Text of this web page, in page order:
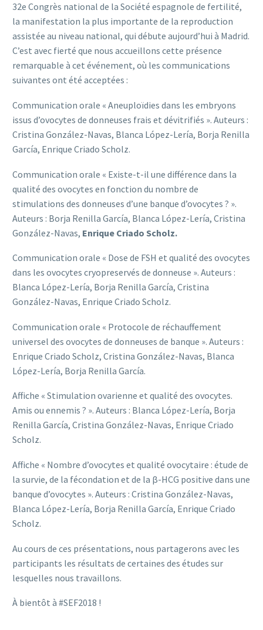
32e Congrès national de la Société espagnole de fertilité,
la manifestation la plus importante de la reproduction
assistée au niveau national, qui débute aujourd’hui à Madrid.
C’est avec fierté que nous accueillons cette présence
remarquable à cet événement, où les communications
suivantes ont été acceptées :
Communication orale « Aneuploïdies dans les embryons
issus d’ovocytes de donneuses frais et dévitrifiés ». Auteurs :
Cristina González-Navas, Blanca López-Lería, Borja Renilla
García, Enrique Criado Scholz.
Communication orale « Existe-t-il une différence dans la
qualité des ovocytes en fonction du nombre de
stimulations des donneuses d’une banque d’ovocytes ? ».
Auteurs : Borja Renilla García, Blanca López-Lería, Cristina
González-Navas, Enrique Criado Scholz.
Communication orale « Dose de FSH et qualité des ovocytes
dans les ovocytes cryopreservés de donneuse ». Auteurs :
Blanca López-Lería, Borja Renilla García, Cristina
González-Navas, Enrique Criado Scholz.
Communication orale « Protocole de réchauffement
universel des ovocytes de donneuses de banque ». Auteurs :
Enrique Criado Scholz, Cristina González-Navas, Blanca
López-Lería, Borja Renilla García.
Affiche « Stimulation ovarienne et qualité des ovocytes.
Amis ou ennemis ? ». Auteurs : Blanca López-Lería, Borja
Renilla García, Cristina González-Navas, Enrique Criado
Scholz.
Affiche « Nombre d’ovocytes et qualité ovocytaire : étude de
la survie, de la fécondation et de la β-HCG positive dans une
banque d’ovocytes ». Auteurs : Cristina González-Navas,
Blanca López-Lería, Borja Renilla García, Enrique Criado
Scholz.
Au cours de ces présentations, nous partagerons avec les
participants les résultats de certaines des études sur
lesquelles nous travaillons.
À bientôt à #SEF2018 !